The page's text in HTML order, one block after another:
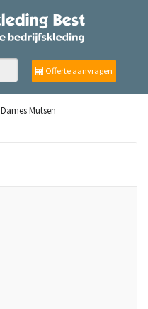
Offerte aanvragen
Dames Mutsen